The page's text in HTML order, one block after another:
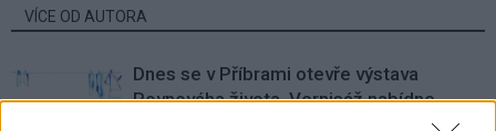
VÍCE OD AUTORA
Dnes se v Příbrami otevře výstava
Rovnováha života. Vernisáž nabídne